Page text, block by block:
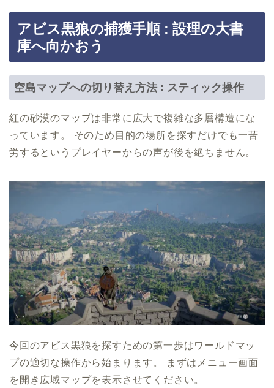
アビス黒狼の捕獲手順 : 設理の大書
庫へ向かおう
空島マップへの切り替え方法 : スティック操作
紅の砂漠のマップは非常に広大で複雑な多層構造にな
っています。 そのため目的の場所を探すだけでも一苦
労するというプレイヤーからの声が後を絶ちません。
今回のアビス黒狼を探すための第一歩はワールドマッ
プの適切な操作から始まります。 まずはメニュー画面
を開き広域マップを表示させてください。